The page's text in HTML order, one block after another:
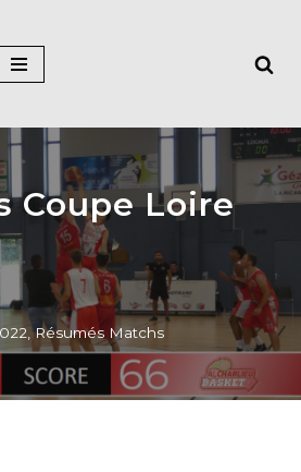
Coupe Loire
,Résumés Matchs